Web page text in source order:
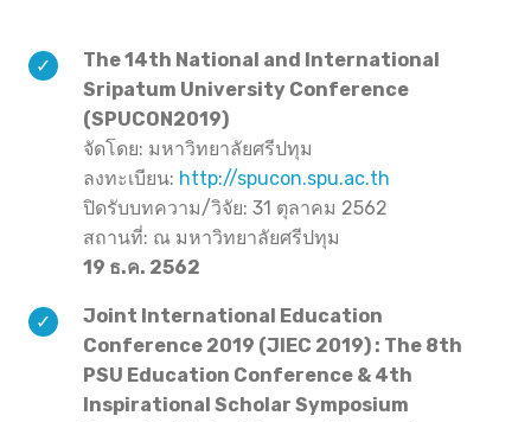
The 14th National and International
Sripatum University Conference
(SPUCON2019)
จัดโดย: มหาวิทยาลัยศรีปทุม
ลงทะเบียน: http://spucon.spu.ac.th
ปิดรับบทความ/วิจัย: 31 ตุลาคม 2562
สถานที่: ณ มหาวิทยาลัยศรีปทุม
19 ธ.ค. 2562
Joint International Education
Conference 2019 (JIEC 2019) : The 8th
PSU Education Conference & 4th
Inspirational Scholar Symposium